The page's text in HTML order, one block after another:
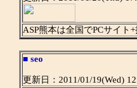
ASP熊本は全国でPCサイ
■ seo
更新日：2011/01/19(Wed)